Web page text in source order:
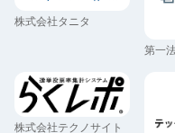
株式会社タニタ
第一
株式会社テクノサイト